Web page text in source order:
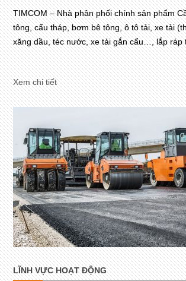
TIMCOM – Nhà phân phối chính sản phẩm
tông, cẩu tháp, bơm bê tông, ô tô tải, xe tải
xăng dầu, téc nước, xe tải gắn cẩu…, lắp ráp
Xem chi tiết
LĨNH VỰC HOẠT ĐỘNG